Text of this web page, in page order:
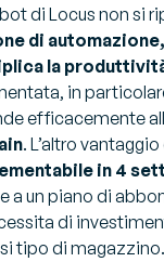
di Locus non si
di
la
in
efficacemente
. L’altro
in 4
a un piano di
di
tipo di